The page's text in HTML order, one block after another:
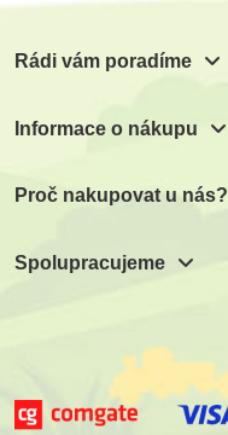
Rádi vám poradíme
Informace o nákupu
Proč nakupovat u nás?
Spolupracujeme